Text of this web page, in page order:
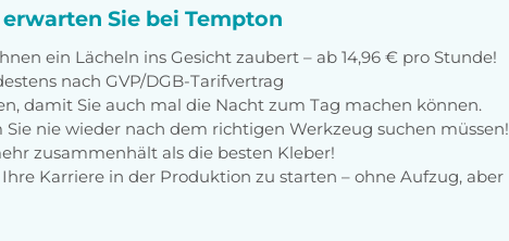
Sie bei Tempton
ein Lächeln ins Gesicht zaubert – ab 14,96 € pro Stunde!
nach GVP/DGB-Tarifvertrag
damit Sie auch mal die Nacht zum Tag machen können.
Sie nie wieder nach dem richtigen Werkzeug suchen müssen!
zusammenhält als die besten Kleber!
Karriere in der Produktion zu starten – ohne Aufzug, aber